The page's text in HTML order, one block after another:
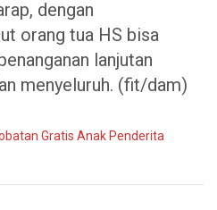
dengan
orang tua HS bisa
lanjutan
menyeluruh. (fit/dam)
Gratis Anak Penderita